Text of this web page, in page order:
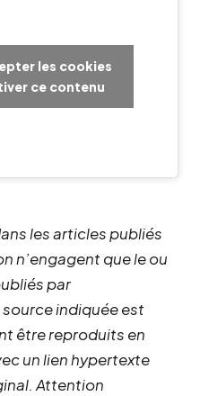
les cookies
ce contenu
les articles publiés
n’engagent que le ou
par
indiquée est
être reproduits en
un lien hypertexte
Attention